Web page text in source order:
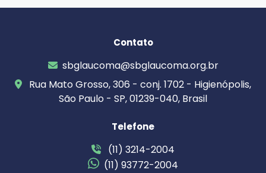
Contato
sbglaucoma@sbglaucoma.org.br
Rua Mato Grosso, 306 - conj. 1702 - Higienópolis,
São Paulo - SP, 01239-040, Brasil
Telefone
(11) 3214-2004
(11) 93772-2004